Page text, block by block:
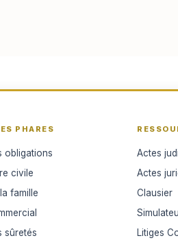
PHARES
obligations
civile
famille
sûretés
Actes
Actes
Clausier
Litiges